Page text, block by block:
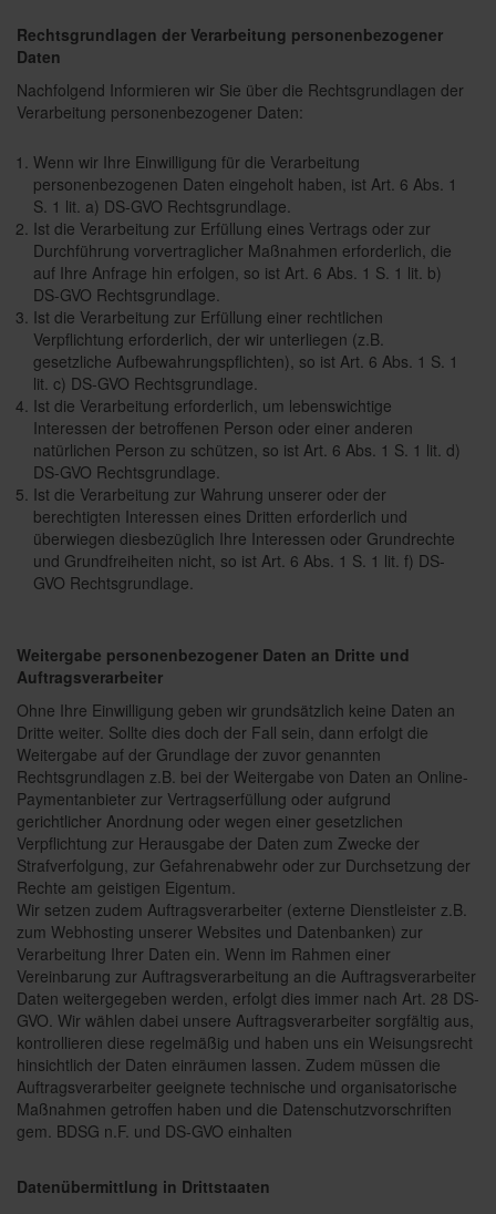
Rechtsgrundlagen der Verarbeitung personenbezogener
Daten
Nachfolgend Informieren wir Sie über die Rechtsgrundlagen der
Verarbeitung personenbezogener Daten:
Wenn wir Ihre Einwilligung für die Verarbeitung
personenbezogenen Daten eingeholt haben, ist Art. 6 Abs. 1
S. 1 lit. a) DS-GVO Rechtsgrundlage.
Ist die Verarbeitung zur Erfüllung eines Vertrags oder zur
Durchführung vorvertraglicher Maßnahmen erforderlich, die
auf Ihre Anfrage hin erfolgen, so ist Art. 6 Abs. 1 S. 1 lit. b)
DS-GVO Rechtsgrundlage.
Ist die Verarbeitung zur Erfüllung einer rechtlichen
Verpflichtung erforderlich, der wir unterliegen (z.B.
gesetzliche Aufbewahrungspflichten), so ist Art. 6 Abs. 1 S. 1
lit. c) DS-GVO Rechtsgrundlage.
Ist die Verarbeitung erforderlich, um lebenswichtige
Interessen der betroffenen Person oder einer anderen
natürlichen Person zu schützen, so ist Art. 6 Abs. 1 S. 1 lit. d)
DS-GVO Rechtsgrundlage.
Ist die Verarbeitung zur Wahrung unserer oder der
berechtigten Interessen eines Dritten erforderlich und
überwiegen diesbezüglich Ihre Interessen oder Grundrechte
und Grundfreiheiten nicht, so ist Art. 6 Abs. 1 S. 1 lit. f) DS-
GVO Rechtsgrundlage.
Weitergabe personenbezogener Daten an Dritte und
Auftragsverarbeiter
Ohne Ihre Einwilligung geben wir grundsätzlich keine Daten an
Dritte weiter. Sollte dies doch der Fall sein, dann erfolgt die
Weitergabe auf der Grundlage der zuvor genannten
Rechtsgrundlagen z.B. bei der Weitergabe von Daten an Online-
Paymentanbieter zur Vertragserfüllung oder aufgrund
gerichtlicher Anordnung oder wegen einer gesetzlichen
Verpflichtung zur Herausgabe der Daten zum Zwecke der
Strafverfolgung, zur Gefahrenabwehr oder zur Durchsetzung der
Rechte am geistigen Eigentum.
Wir setzen zudem Auftragsverarbeiter (externe Dienstleister z.B.
zum Webhosting unserer Websites und Datenbanken) zur
Verarbeitung Ihrer Daten ein. Wenn im Rahmen einer
Vereinbarung zur Auftragsverarbeitung an die Auftragsverarbeiter
Daten weitergegeben werden, erfolgt dies immer nach Art. 28 DS-
GVO. Wir wählen dabei unsere Auftragsverarbeiter sorgfältig aus,
kontrollieren diese regelmäßig und haben uns ein Weisungsrecht
hinsichtlich der Daten einräumen lassen. Zudem müssen die
Auftragsverarbeiter geeignete technische und organisatorische
Maßnahmen getroffen haben und die Datenschutzvorschriften
gem. BDSG n.F. und DS-GVO einhalten
Datenübermittlung in Drittstaaten